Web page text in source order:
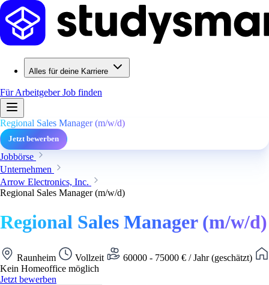
Alles für deine Karriere
Für ArbeitgeberJob finden
Regional Sales Manager (m/w/d)
Jetzt bewerben
Jobbörse
Unternehmen
Arrow Electronics, Inc.
Regional Sales Manager (m/w/d)
Regional Sales Manager (m/w/d)
Raunheim Vollzeit
60000 - 75000 € / Jahr (geschätzt)
Kein Homeoffice möglich
Jetzt bewerben